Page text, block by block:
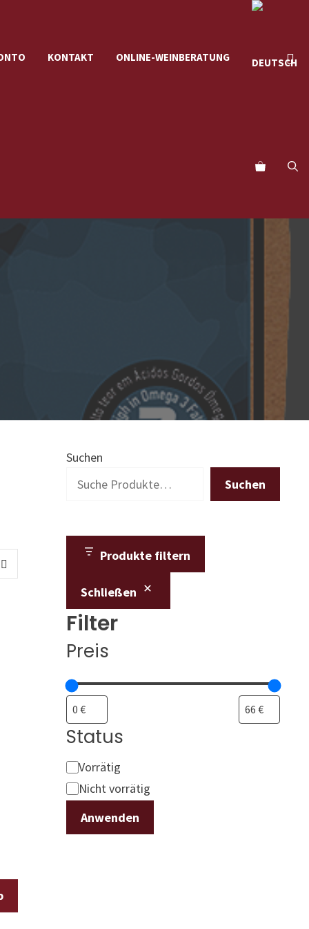
KONTAKT ONLINE-WEINBERATUNG
Suchen
Suchen
Produkte filtern
Schließen
Filter
Preis
Status
Status
Vorrätig
Nicht vorrätig
Anwenden